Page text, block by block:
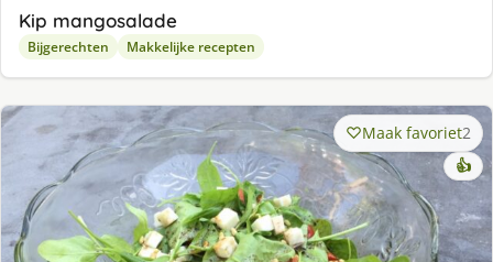
Kip mangosalade
Bijgerechten Makkelijke recepten
Maak favoriet2
👍